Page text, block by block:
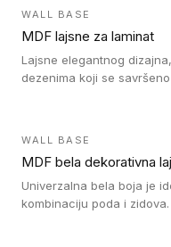
WALL BASE
MDF lajsne za laminat
Lajsne elegantnog
dezenima koji se
WALL BASE
MDF bela dekorativna
Univerzalna bela boja je
kombinaciju poda i zidova.